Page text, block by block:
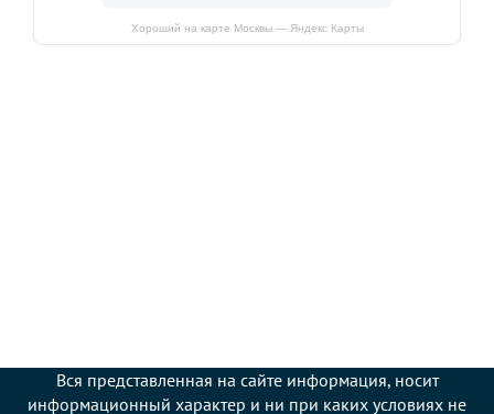
Хороший на карте Москвы — Яндекс Карты
Вся представленная на сайте информация, носит
информационный характер и ни при каких условиях не